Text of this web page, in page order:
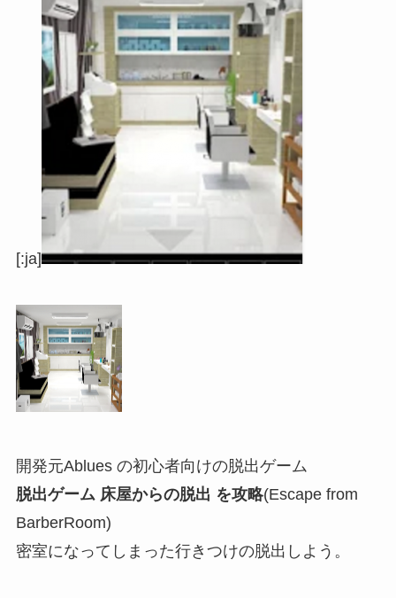
[:ja]
開発元Ablues の初心者向けの脱出ゲーム
脱出ゲーム 床屋からの脱出 を攻略(Escape from
BarberRoom)
密室になってしまった行きつけの脱出しよう。